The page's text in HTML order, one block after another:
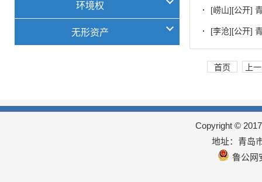
环境权
无形资产
· [崂山][公开]
· [李沧][公开]
首页 上
Copyright ©
地址：青岛
鲁公网